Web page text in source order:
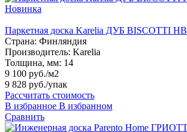
Новинка
Паркетная доска Karelia ДУБ BISCOTTI HB
Страна: Финляндия
Производитель: Karelia
Толщина, мм: 14
9 100 руб./м2
9 828 руб./упак
Рассчитать стоимость
В избранное В избранном
Сравнить